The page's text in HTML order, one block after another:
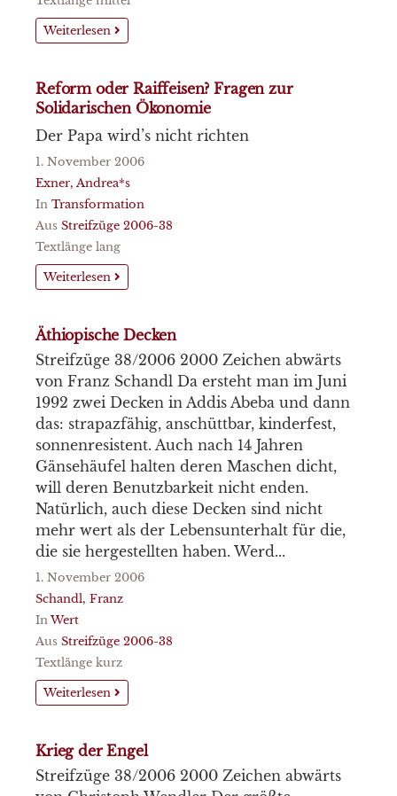
Weiterlesen
Reform oder Raiffeisen? Fragen zur
Solidarischen Ökonomie
Der Papa wird’s nicht richten
1. November 2006
Exner, Andrea*s
In Transformation
Aus Streifzüge 2006-38
Textlänge lang
Weiterlesen
Äthiopische Decken
Streifzüge 38/2006 2000 Zeichen abwärts
von Franz Schandl Da ersteht man im Juni
1992 zwei Decken in Addis Abeba und dann
das: strapazfähig, anschüttbar, kinderfest,
sonnenresistent. Auch nach 14 Jahren
Gänsehäufel halten deren Maschen dicht,
will deren Benutzbarkeit nicht enden.
Natürlich, auch diese Decken sind nicht
mehr wert als der Lebensunterhalt für die,
die sie hergestellten haben. Werd...
1. November 2006
Schandl, Franz
InWert
Aus Streifzüge 2006-38
Textlänge kurz
Weiterlesen
Krieg der Engel
Streifzüge 38/2006 2000 Zeichen abwärts